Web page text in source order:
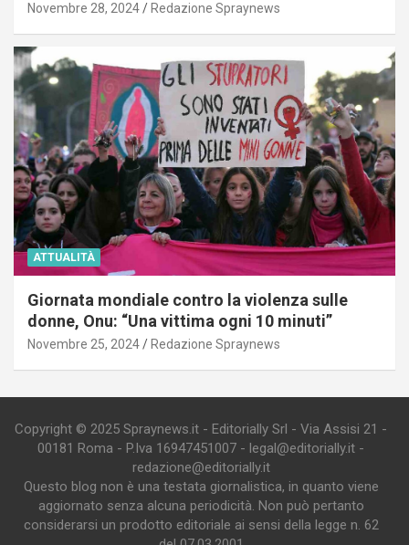
Novembre 28, 2024 Redazione Spraynews
ATTUALITÀ
Giornata mondiale contro la violenza sulle
donne, Onu: “Una vittima ogni 10 minuti”
Novembre 25, 2024 Redazione Spraynews
Copyright © 2025 Spraynews.it - Editorially Srl - Via Assisi 21 -
00181 Roma - P.Iva 16947451007 - legal@editorially.it -
redazione@editorially.it
Questo blog non è una testata giornalistica, in quanto viene
aggiornato senza alcuna periodicità. Non può pertanto
considerarsi un prodotto editoriale ai sensi della legge n. 62